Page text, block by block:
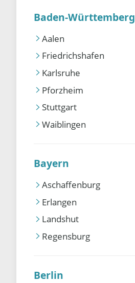
Baden-Württemberg
Aalen
Friedrichshafen
Karlsruhe
Pforzheim
Stuttgart
Waiblingen
Bayern
Aschaffenburg
Erlangen
Landshut
Regensburg
Berlin